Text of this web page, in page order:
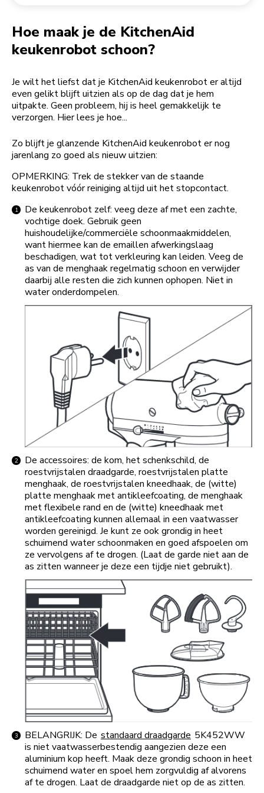
Hoe maak je de KitchenAid
keukenrobot schoon?
Je wilt het liefst dat je KitchenAid keukenrobot er altijd
even gelikt blijft uitzien als op de dag dat je hem
uitpakte. Geen probleem, hij is heel gemakkelijk te
verzorgen. Hier lees je hoe...
Zo blijft je glanzende KitchenAid keukenrobot er nog
jarenlang zo goed als nieuw uitzien:
OPMERKING: Trek de stekker van de staande
keukenrobot vóór reiniging altijd uit het stopcontact.
De keukenrobot zelf: veeg deze af met een zachte,
vochtige doek. Gebruik geen
huishoudelijke/commerciële schoonmaakmiddelen,
want hiermee kan de emaillen afwerkingslaag
beschadigen, wat tot verkleuring kan leiden. Veeg de
as van de menghaak regelmatig schoon en verwijder
daarbij alle resten die zich kunnen ophopen. Niet in
water onderdompelen.
De accessoires: de kom, het schenkschild, de
roestvrijstalen draadgarde, roestvrijstalen platte
menghaak, de roestvrijstalen kneedhaak, de (witte)
platte menghaak met antikleefcoating, de menghaak
met flexibele rand en de (witte) kneedhaak met
antikleefcoating kunnen allemaal in een vaatwasser
worden gereinigd. Je kunt ze ook grondig in heet
schuimend water schoonmaken en goed afspoelen om
ze vervolgens af te drogen. (Laat de garde niet aan de
as zitten wanneer je deze een tijdje niet gebruikt).
BELANGRIJK: De standaard draadgarde 5K452WW
is niet vaatwasserbestendig aangezien deze een
aluminium kop heeft. Maak deze grondig schoon in heet
schuimend water en spoel hem zorgvuldig af alvorens
af te drogen. Laat de draadgarde niet op de as zitten.